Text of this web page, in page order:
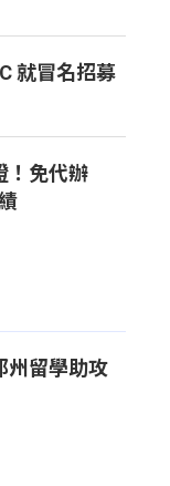
就冒名招募
！免代辦
留學助攻